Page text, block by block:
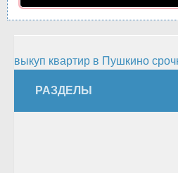
выкуп квартир в Пушкино
РАЗДЕЛЫ